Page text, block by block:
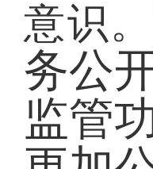
意识
务公
监管